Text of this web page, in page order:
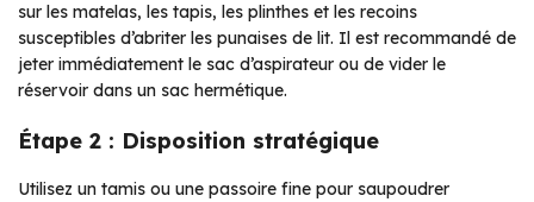
sur les matelas, les tapis, les plinthes et les recoins
susceptibles d’abriter les punaises de lit. Il est recommandé de
jeter immédiatement le sac d’aspirateur ou de vider le
réservoir dans un sac hermétique.
Étape 2 : Disposition stratégique
Utilisez un tamis ou une passoire fine pour saupoudrer